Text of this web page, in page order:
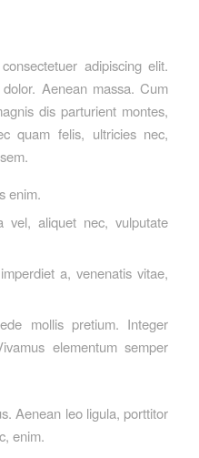
adipiscing elit.
Aenean massa. Cum
dis parturient montes,
quam felis, ultricies nec,
enim.
vel, aliquet nec, vulputate
a, venenatis vitae,
mollis pretium. Integer
elementum semper
Aenean leo ligula, porttitor
enim.